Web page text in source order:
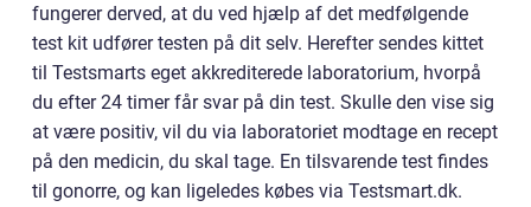
fungerer derved, at du ved hjælp af det medfølgende
test kit udfører testen på dit selv. Herefter sendes kittet
til Testsmarts eget akkrediterede laboratorium, hvorpå
du efter 24 timer får svar på din test. Skulle den vise sig
at være positiv, vil du via laboratoriet modtage en recept
på den medicin, du skal tage. En tilsvarende test findes
til gonorre, og kan ligeledes købes via Testsmart.dk.